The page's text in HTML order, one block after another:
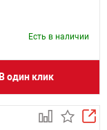
Есть в наличии
В один клик